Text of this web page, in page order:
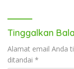
Tinggalkan
Alamat email Anda
ditandai *